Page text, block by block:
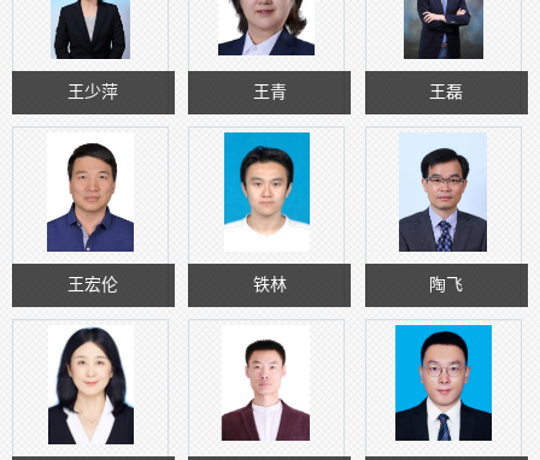
王少萍 王青 王磊
王宏伦 铁林 陶飞